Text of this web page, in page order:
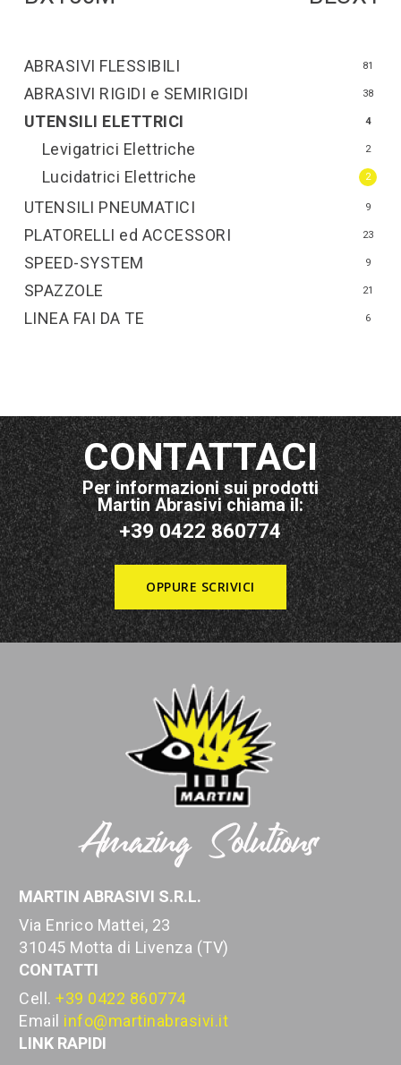
ABRASIVI FLESSIBILI 81
ABRASIVI RIGIDI e SEMIRIGIDI 38
LINEA FAI DA TE 6
PLATORELLI ed ACCESSORI 23
SPAZZOLE 21
SPEED-SYSTEM 9
UTENSILI ELETTRICI 4
Levigatrici Elettriche 2
Lucidatrici Elettriche 2
UTENSILI PNEUMATICI 9
CONTATTACI
Per informazioni sui prodotti
Martin Abrasivi chiama il:
+39 0422 860774
OPPURE SCRIVICI
MARTIN ABRASIVI S.R.L.
Via Enrico Mattei, 23
31045 Motta di Livenza (TV)
CONTATTI
Cell.+39 0422 860774
Email info@martinabrasivi.it
LINK RAPIDI